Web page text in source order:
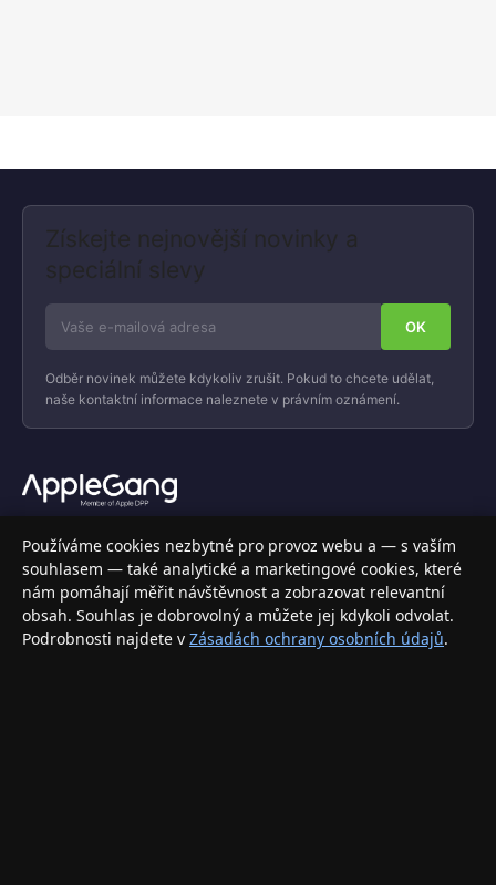
Získejte nejnovější novinky a
speciální slevy
Odběr novinek můžete kdykoliv zrušit. Pokud to chcete udělat,
naše kontaktní informace naleznete v právním oznámení.
Váš specializovaný obchod s Apple produkty, příslušenstvím a
elektronikou. Nakupujte bezpečně a s jistotou.
INFORMACE
Doprava a doručení
Používáme cookies nezbytné pro provoz webu a — s vaším
souhlasem — také analytické a marketingové cookies, které
nám pomáhají měřit návštěvnost a zobrazovat relevantní
obsah. Souhlas je dobrovolný a můžete jej kdykoli odvolat.
Podrobnosti najdete v Zásadách ochrany osobních údajů.